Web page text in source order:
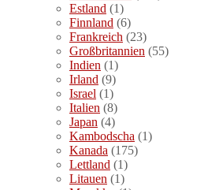
Estland (1)
Finnland (6)
Frankreich (23)
Großbritannien (55)
Indien (1)
Irland (9)
Israel (1)
Italien (8)
Japan (4)
Kambodscha (1)
Kanada (175)
Lettland (1)
Litauen (1)